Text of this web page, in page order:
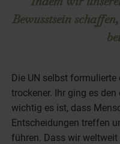
Bewusstsein
Die UN selbst
trockener. Ihr ging es
wichtig es ist, dass
Entscheidungen treffen
führen. Dass wir